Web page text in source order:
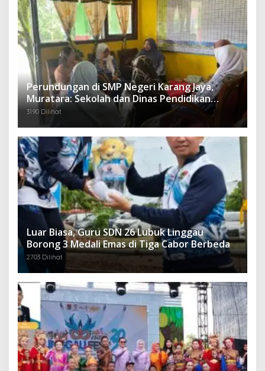
Perundungan di SMP Negeri Karang Jaya,
Muratara: Sekolah dan Dinas Pendidikan
Langsung Ambil Tindakan Tegas
3190 Dilihat
Luar Biasa, Guru SDN 26 Lubuk Linggau
Borong 3 Medali Emas di Tiga Cabor Berbeda
2703 Dilihat